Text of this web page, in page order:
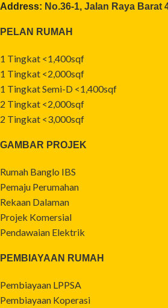
Address: No.36-1, Jalan Raya Barat
PELAN RUMAH
1 Tingkat <1,400sqf
1 Tingkat <2,000sqf
1 Tingkat Semi-D <1,400sqf
2 Tingkat <2,000sqf
2 Tingkat <3,000sqf
GAMBAR PROJEK
Rumah Banglo IBS
Pemaju Perumahan
Rekaan Dalaman
Projek Komersial
Pendawaian Elektrik
PEMBIAYAAN RUMAH
Pembiayaan LPPSA
Pembiayaan Koperasi